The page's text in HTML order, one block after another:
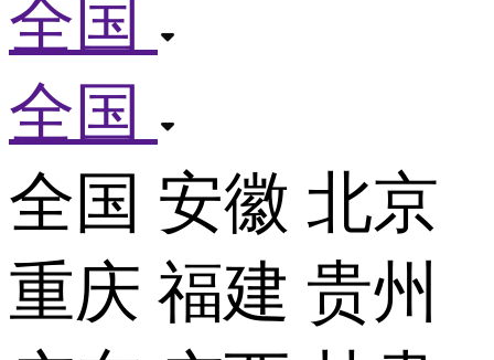
全国
全国
全国 安徽 北京
重庆 福建 贵州